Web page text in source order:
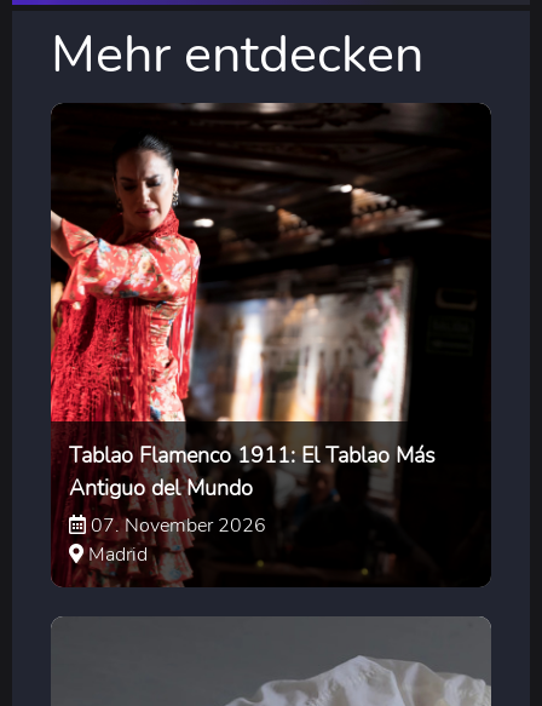
Mehr entdecken
Tablao Flamenco 1911: El Tablao Más
Antiguo del Mundo
07. November 2026
Madrid